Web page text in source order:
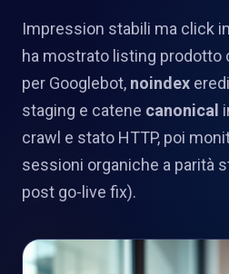
Impression stabili ma click
ha mostrato listing prodotto
per Googlebot, noindex
staging e catene canonical
crawl e stato HTTP, poi
sessioni organiche a parità
post go-live fix).